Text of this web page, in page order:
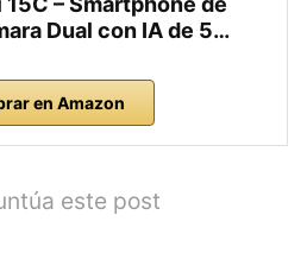
Dual con IA de 5…
en Amazon
este post